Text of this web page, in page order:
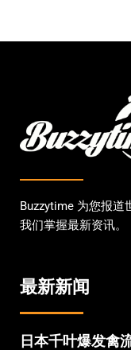
Buzzytime 为您报道
我们掌握最新资讯。
最新新闻
日本千叶爆发禽